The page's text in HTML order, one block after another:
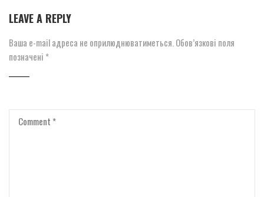
LEAVE A REPLY
Ваша e-mail адреса не оприлюднюватиметься. Обов’язкові поля
позначені *